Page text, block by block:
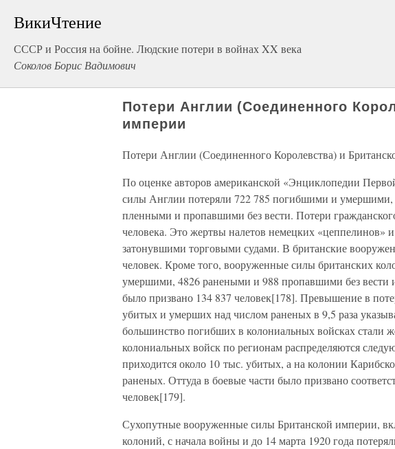
ВикиЧтение
СССР и Россия на бойне. Людские потери в войнах XX века
Соколов Борис Вадимович
Потери Англии (Соединенного
империи
Потери Англии (Соединенного Королевства) и
По оценке авторов американской «Энциклопедии
силы Англии потеряли 722 785 погибшими и
пленными и пропавшими без вести. Потери
человека. Это жертвы налетов немецких «цеппелинов»
затонувшими торговыми судами. В британские
человек. Кроме того, вооруженные силы британских
умершими, 4826 ранеными и 988 пропавшими без вести
было призвано 134 837 человек[178]. Превышение в
убитых и умерших над числом раненых в 9,5 раза
большинство погибших в колониальных войсках стали
колониальных войск по регионам распределяются
приходится около 10 тыс. убитых, а на колонии
раненых. Оттуда в боевые части было призвано
человек[179].
Сухопутные вооруженные силы Британской империи,
колоний, с начала войны и до 14 марта 1920 года